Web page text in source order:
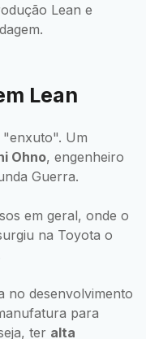
Lean e
Lean
Um
Ohno, engenheiro
Guerra.
em geral, onde o
na Toyota o
no desenvolvimento
para
ter alta